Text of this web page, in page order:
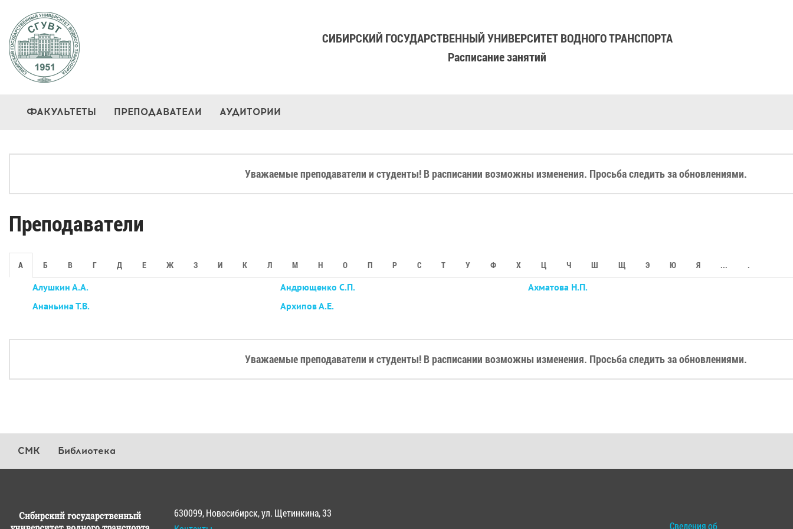
СИБИРСКИЙ ГОСУДАРСТВЕННЫЙ УНИВЕРСИТЕТ ВОДНОГО ТРАНСПОРТА
Расписание занятий
ФАКУЛЬТЕТЫ ПРЕПОДАВАТЕЛИ АУДИТОРИИ
Уважаемые преподаватели и студенты! В расписании возможны изменения. Просьба следить за обновлениями.
Преподаватели
А Б В Г Д Е Ж З И К Л М Н О П Р С Т У Ф Х Ц Ч Ш Щ Э Ю Я ... .
Алушкин А.А.
Ананьина Т.В.
Андрющенко С.П.
Архипов А.Е.
Ахматова Н.П.
Уважаемые преподаватели и студенты! В расписании возможны изменения. Просьба следить за обновлениями.
СМК Библиотека
630099, Новосибирск, ул. Щетинкина, 33
Сведения об